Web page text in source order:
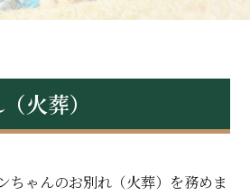
火葬）
ちゃんのお別れ（火葬）を務めま